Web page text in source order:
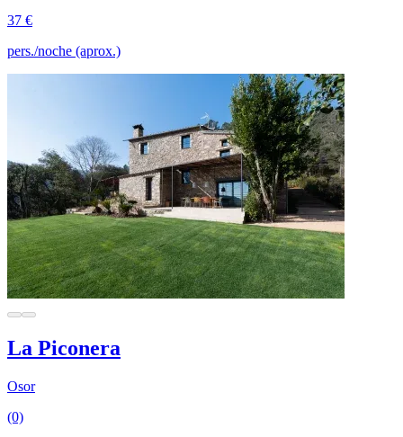
37 €
pers./noche (aprox.)
La Piconera
Osor
(0)